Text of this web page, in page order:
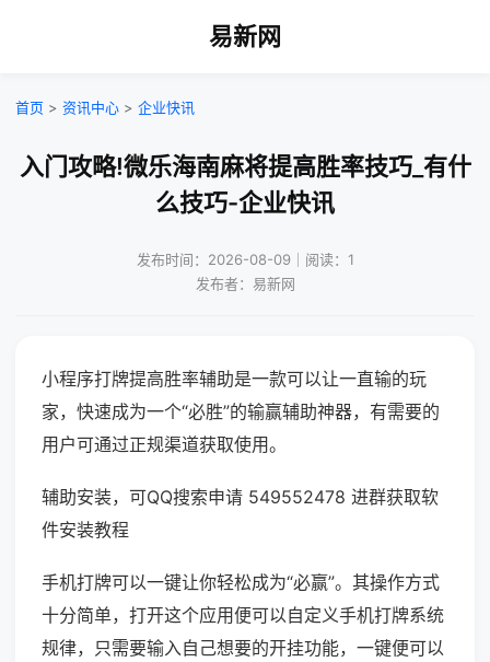
易新网
首页 > 资讯中心 > 企业快讯
入门攻略!微乐海南麻将提高胜率技巧_有什
么技巧-企业快讯
发布时间：2026-08-09｜阅读：1
发布者：易新网
小程序打牌提高胜率辅助是一款可以让一直输的玩
家，快速成为一个“必胜”的输赢辅助神器，有需要的
用户可通过正规渠道获取使用。
辅助安装，可QQ搜索申请 549552478 进群获取软
件安装教程
手机打牌可以一键让你轻松成为“必赢”。其操作方式
十分简单，打开这个应用便可以自定义手机打牌系统
规律，只需要输入自己想要的开挂功能，一键便可以